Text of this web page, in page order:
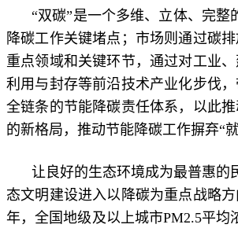
“双碳”是一个多维、立体、完
降碳工作关键堵点；市场则通过碳
重点领域和关键环节，通过对工业
利用与封存等前沿技术产业化步伐
全链条的节能降碳责任体系，以此
的新格局，推动节能降碳工作摒弃“
让良好的生态环境成为最普惠的
态文明建设进入以降碳为重点战略
年，全国地级及以上城市PM2.5平均